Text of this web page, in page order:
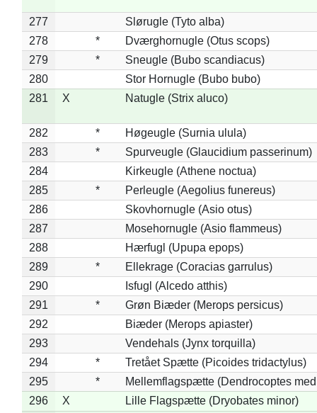
277
Slørugle (Tyto alba)
278
*
Dværghornugle (Otus scops)
279
*
Sneugle (Bubo scandiacus)
280
Stor Hornugle (Bubo bubo)
281
X Natugle (Strix aluco)
282 *
Høgeugle (Surnia ulula)
283
*
Spurveugle (Glaucidium passerinum)
284
Kirkeugle (Athene noctua)
285
*
Perleugle (Aegolius funereus)
286
Skovhornugle (Asio otus)
287
Mosehornugle (Asio flammeus)
288
Hærfugl (Upupa epops)
289
*
Ellekrage (Coracias garrulus)
290
Isfugl (Alcedo atthis)
291
*
Grøn Biæder (Merops persicus)
292
Biæder (Merops apiaster)
293
Vendehals (Jynx torquilla)
294
*
Tretået Spætte (Picoides tridactylus)
295
*
Mellemflagspætte (Dendrocoptes
296
X
Lille Flagspætte (Dryobates minor)